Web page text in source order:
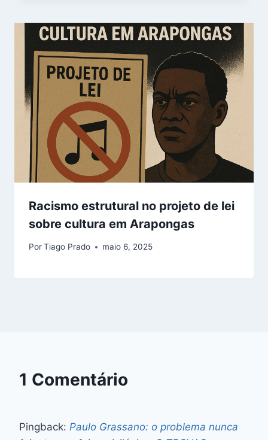
Racismo estrutural no projeto de lei
sobre cultura em Arapongas
PorTiago Prado maio 6, 2025
1 Comentário
Pingback: Paulo Grassano: o problema nunca